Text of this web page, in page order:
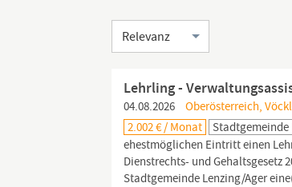
Sortierung
Lehrling -
04.08.2026
Oberösterreich,
2.002 € / Monat
Stadtgemeinde
ehestmöglichen Eintritt einen
Dienstrechts- und Gehaltsgesetz
Stadtgemeinde Lenzing/Ager